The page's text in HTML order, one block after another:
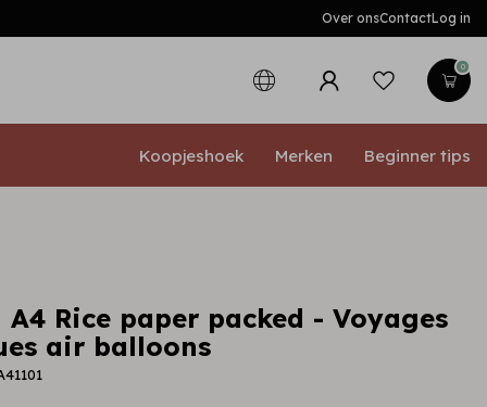
Over onsContactLog in
0
Koopjeshoek Merken Beginner tips
Rice paper packed - Voyages
air balloons